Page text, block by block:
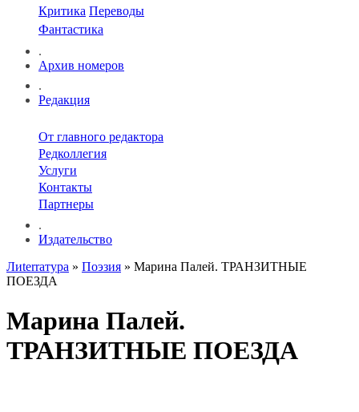
Критика Переводы
Фантастика
.
Архив номеров
.
Редакция
От главного редактора
Редколлегия
Услуги
Контакты
Партнеры
.
Издательство
Лиterraтура » Поэзия » Марина Палей. ТРАНЗИТНЫЕ
ПОЕЗДА
Марина Палей.
ТРАНЗИТНЫЕ ПОЕЗДА